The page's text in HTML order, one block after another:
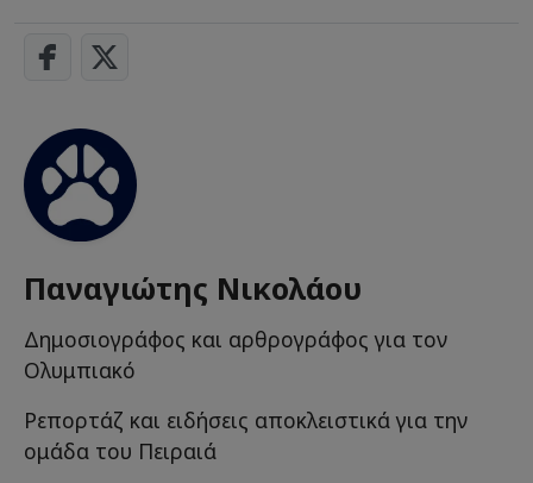
Παναγιώτης Νικολάου
Δημοσιογράφος και αρθρογράφος για τον
Ολυμπιακό
Ρεπορτάζ και ειδήσεις αποκλειστικά για την
ομάδα του Πειραιά